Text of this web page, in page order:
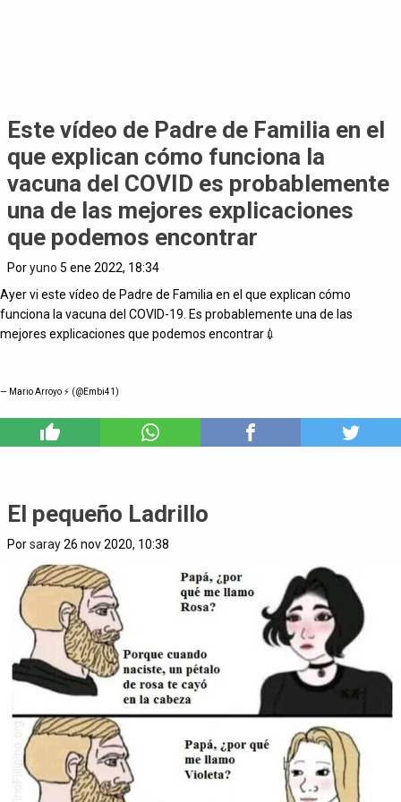
Este vídeo de Padre de Familia en el
que explican cómo funciona la
vacuna del COVID es probablemente
una de las mejores explicaciones
que podemos encontrar
Poryuno 5 ene 2022, 18:34
Ayer vi este vídeo de Padre de Familia en el que explican cómo
funciona la vacuna del COVID-19. Es probablemente una de las
mejores explicaciones que podemos encontrar💉
— Mario Arroyo ⚡️ (@Embi41)
El pequeño Ladrillo
Porsaray26 nov 2020, 10:38